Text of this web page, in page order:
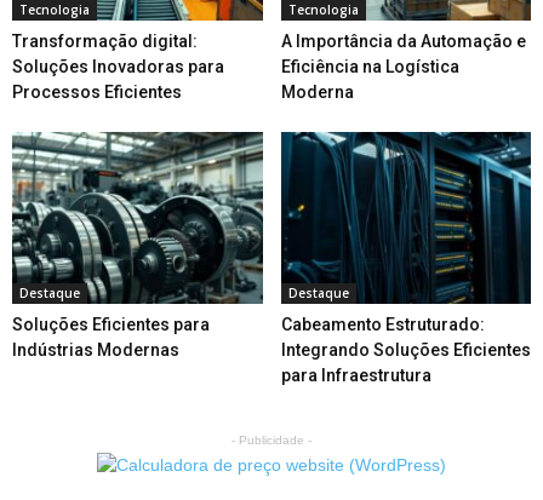
Tecnologia
Transformação digital:
Soluções Inovadoras para
Processos Eficientes
Tecnologia
A Importância da Automação e
Eficiência na Logística
Moderna
Destaque
Soluções Eficientes para
Indústrias Modernas
Destaque
Cabeamento Estruturado:
Integrando Soluções Eficientes
para Infraestrutura
- Publicidade -